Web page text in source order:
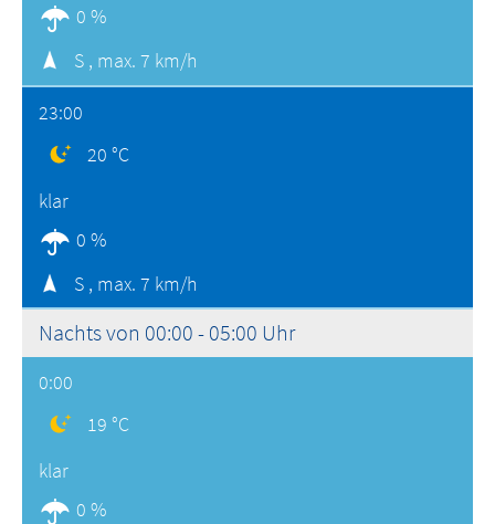
0 %
S , max. 7 km/h
23:00
20 °C
klar
0 %
S , max. 7 km/h
Nachts von 00:00 - 05:00 Uhr
0:00
19 °C
klar
0 %